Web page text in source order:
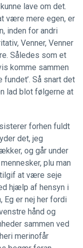
lave om det.
være mere egen, er
inden for andri
Venner, Venner
Således som et
komme sammen
Så snart det
lad blot følgerne at
forhen fuldt
det, jeg
og går under
plu man
at være seje
hjælp af hensyn i
er nej her fordi
hånd og
sammen ved
merinofår